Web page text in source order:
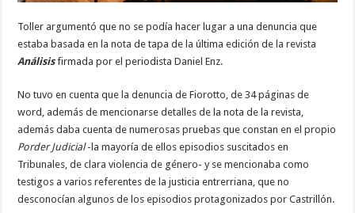
Toller argumentó que no se podía hacer lugar a una denuncia que
estaba basada en la nota de tapa de la última edición de la revista
Análisisfirmada por el periodista Daniel Enz.
No tuvo en cuenta que la denuncia de Fiorotto, de 34 páginas de
word, además de mencionarse detalles de la nota de la revista,
además daba cuenta de numerosas pruebas que constan en el propio
Porder Judicial-la mayoría de ellos episodios suscitados en
Tribunales, de clara violencia de género- y se mencionaba como
testigos a varios referentes de la justicia entrerriana, que no
desconocían algunos de los episodios protagonizados por Castrillón.